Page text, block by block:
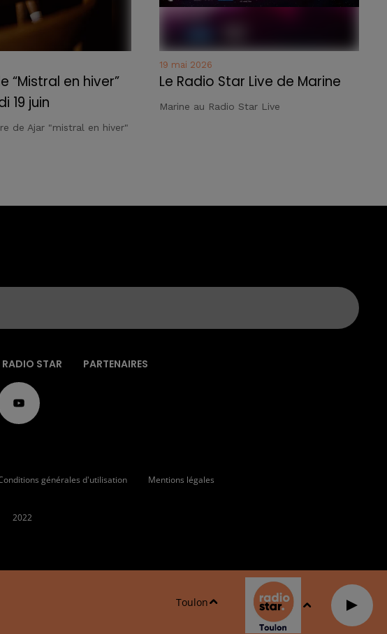
“Mistral en hiver”
19 juin
de Ajar "mistral en hiver"
19 mai 2026
Le Radio Star Live de Marine
Marine au Radio Star Live
RADIO STAR PARTENAIRES
Toulon
générales d'utilisation Mentions légales
2022